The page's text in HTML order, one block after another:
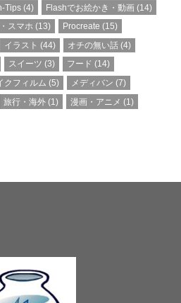
Tips(4) Flashでお絵かき・動画 (14)
スマホ (13) Procreate (15)
イラスト (44) オチの無い話 (4)
スイーツ (3) フード (14)
クフィルム (5) メディバン (7)
旅行・海外(1) 漫画・アニメ (1)